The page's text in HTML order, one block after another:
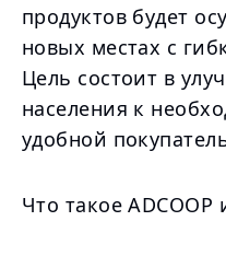
продуктов будет
новых местах с
Цель состоит в
населения к
удобной
Что такое